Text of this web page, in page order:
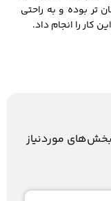
تر بوده و به راحتی
کار را انجام داد.
بخش‌های موردنیاز